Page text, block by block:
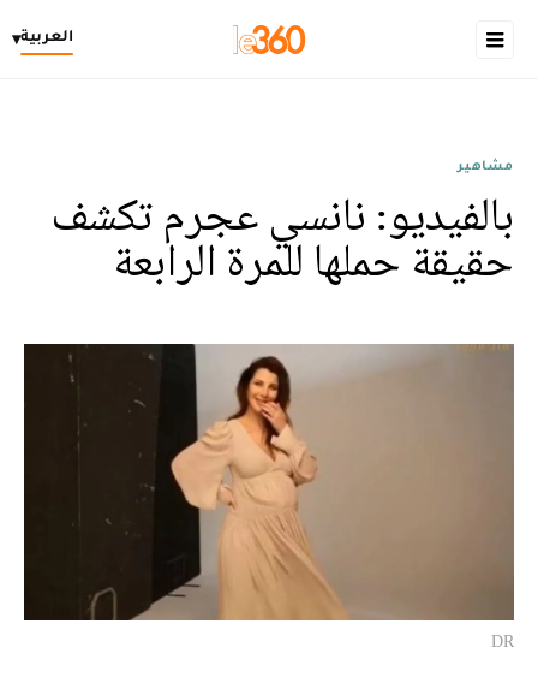
العربية▾
مشاهير
بالفيديو: نانسي عجرم تكشف
حقيقة حملها للمرة الرابعة
DR